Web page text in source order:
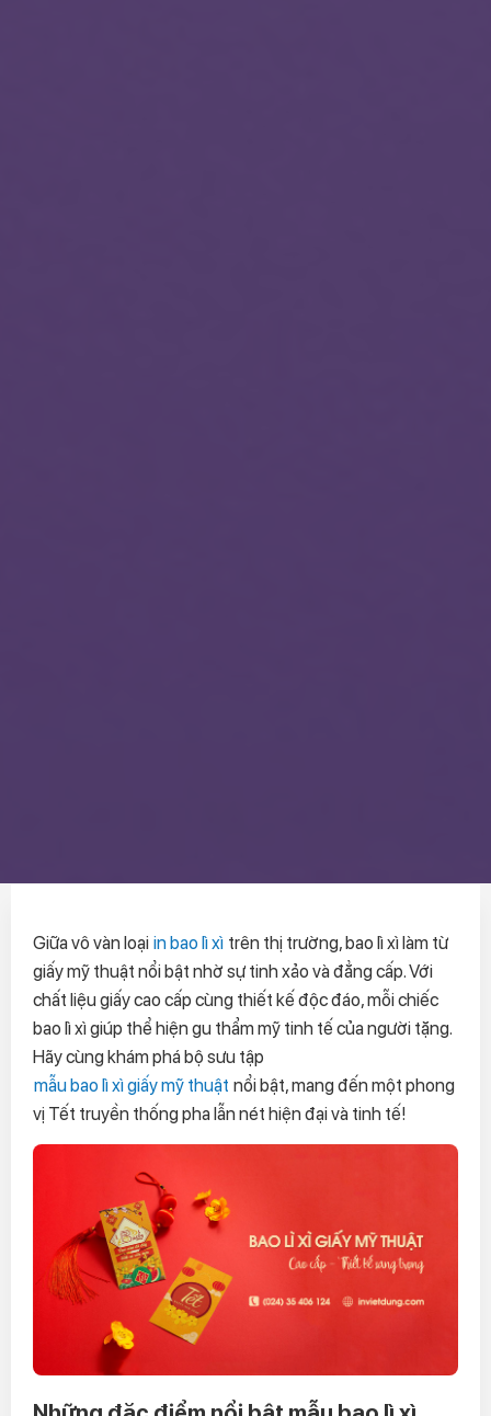
Giữa vô vàn loại in bao lì xì trên thị trường, bao lì xì làm từ
giấy mỹ thuật nổi bật nhờ sự tinh xảo và đẳng cấp. Với
chất liệu giấy cao cấp cùng thiết kế độc đáo, mỗi chiếc
bao lì xì giúp thể hiện gu thẩm mỹ tinh tế của người tặng.
Hãy cùng khám phá bộ sưu tập
mẫu bao lì xì giấy mỹ thuật nổi bật, mang đến một phong
vị Tết truyền thống pha lẫn nét hiện đại và tinh tế!